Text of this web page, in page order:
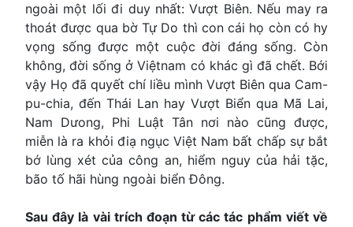
ngoài một lối đi duy nhất: Vượt Biên. Nếu may ra
thoát được qua bờ Tự Do thì con cái họ còn có hy
vọng sống được một cuộc đời đáng sống. Còn
không, đời sống ở Việtnam có khác gì đã chết. Bới
vậy Họ đã quyết chí liều mình Vượt Biên qua Cam-
pu-chia, đến Thái Lan hay Vượt Biển qua Mã Lai,
Nam Dưong, Phi Luật Tân nơi nào cũng được,
miễn là ra khỏi điạ ngục Việt Nam bất chấp sự bắt
bớ lùng xét của công an, hiểm nguy của hải tặc,
bão tố hãi hùng ngoài biển Đông.
Sau đây là vài trích đoạn từ các tác phẩm viết về